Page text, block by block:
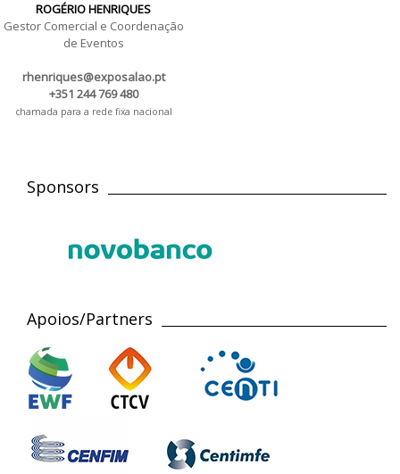
ROGÉRIO HENRIQUES
Gestor Comercial e Coordenação
de Eventos
rhenriques@exposalao.pt
+351 244 769 480
chamada para a rede fixa nacional
Sponsors
Apoios/Partners